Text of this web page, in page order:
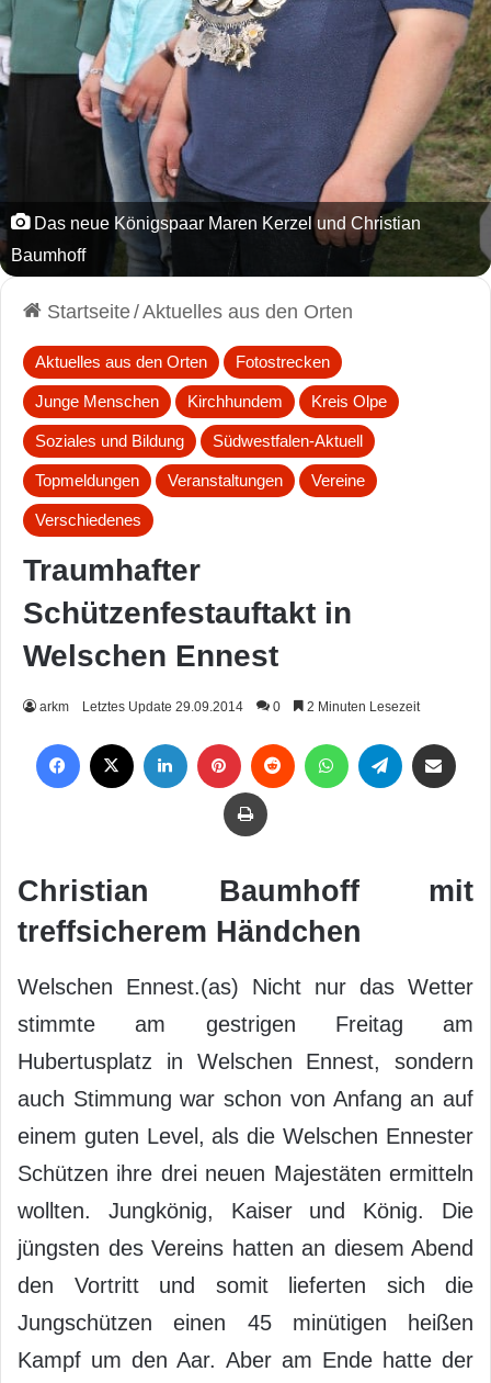
Das neue Königspaar Maren Kerzel und Christian
Baumhoff
Startseite/Aktuelles aus den Orten
Aktuelles aus den Orten Fotostrecken
Junge Menschen Kirchhundem Kreis Olpe
Soziales und Bildung Südwestfalen-Aktuell
Topmeldungen Veranstaltungen Vereine
Verschiedenes
Traumhafter
Schützenfestauftakt in
Welschen Ennest
arkm Letztes Update 29.09.2014 0 2 Minuten Lesezeit
Drucken
Christian Baumhoff mit
treffsicherem Händchen
Welschen Ennest.(as) Nicht nur das Wetter
stimmte am gestrigen Freitag am
Hubertusplatz in Welschen Ennest, sondern
auch Stimmung war schon von Anfang an auf
einem guten Level, als die Welschen Ennester
Schützen ihre drei neuen Majestäten ermitteln
wollten. Jungkönig, Kaiser und König. Die
jüngsten des Vereins hatten an diesem Abend
den Vortritt und somit lieferten sich die
Jungschützen einen 45 minütigen heißen
Kampf um den Aar. Aber am Ende hatte der